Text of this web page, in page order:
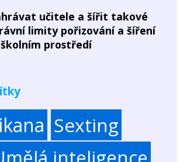
učitele a šířit takové
limity pořizování a šíření
prostředí
Sexting
inteligence